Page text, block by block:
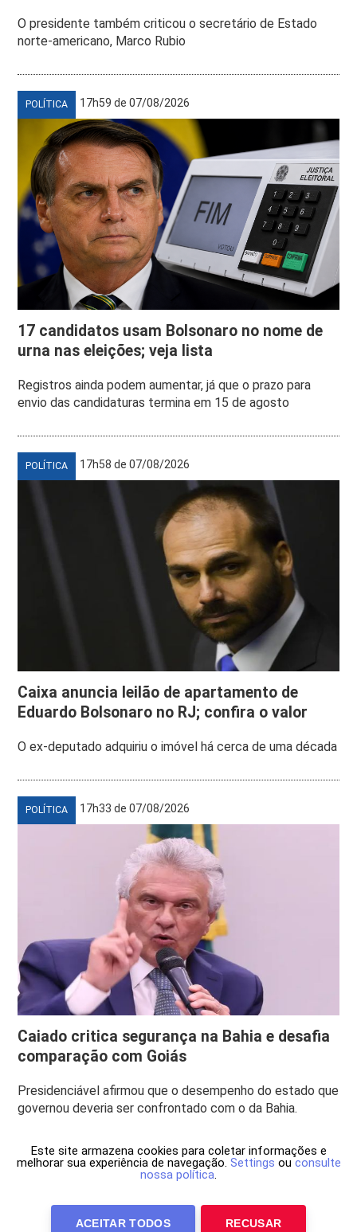
O presidente também criticou o secretário de Estado
norte-americano, Marco Rubio
POLÍTICA 17h59 de 07/08/2026
17 candidatos usam Bolsonaro no nome de
urna nas eleições; veja lista
Registros ainda podem aumentar, já que o prazo para
envio das candidaturas termina em 15 de agosto
POLÍTICA 17h58 de 07/08/2026
Caixa anuncia leilão de apartamento de
Eduardo Bolsonaro no RJ; confira o valor
O ex-deputado adquiriu o imóvel há cerca de uma década
POLÍTICA 17h33 de 07/08/2026
Caiado critica segurança na Bahia e desafia
comparação com Goiás
Presidenciável afirmou que o desempenho do estado que
governou deveria ser confrontado com o da Bahia.
Este site armazena cookies para coletar informações e
melhorar sua experiência de navegação. Settings ou consulte
nossa política.
ACEITAR TODOS RECUSAR